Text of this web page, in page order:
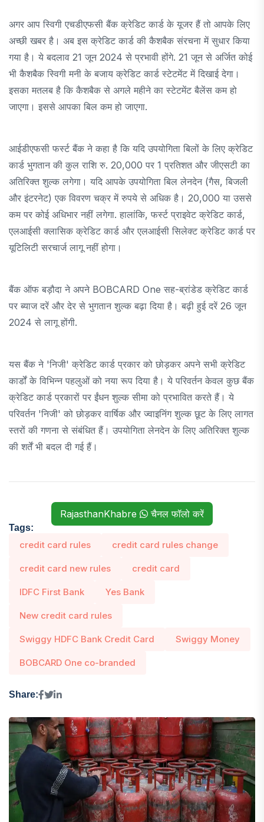
अगर आप स्विगी एचडीएफसी बैंक क्रेडिट कार्ड के यूजर हैं तो आपके लिए
अच्छी खबर है। अब इस क्रेडिट कार्ड की कैशबैक संरचना में सुधार किया
गया है। ये बदलाव 21 जून 2024 से प्रभावी होंगे. 21 जून से अर्जित कोई
भी कैशबैक स्विगी मनी के बजाय क्रेडिट कार्ड स्टेटमेंट में दिखाई देगा।
इसका मतलब है कि कैशबैक से अगले महीने का स्टेटमेंट बैलेंस कम हो
जाएगा। इससे आपका बिल कम हो जाएगा.
आईडीएफसी फर्स्ट बैंक ने कहा है कि यदि उपयोगिता बिलों के लिए क्रेडिट
कार्ड भुगतान की कुल राशि रु. 20,000 पर 1 प्रतिशत और जीएसटी का
अतिरिक्त शुल्क लगेगा। यदि आपके उपयोगिता बिल लेनदेन (गैस, बिजली
और इंटरनेट) एक विवरण चक्र में रुपये से अधिक है। 20,000 या उससे
कम पर कोई अधिभार नहीं लगेगा. हालांकि, फर्स्ट प्राइवेट क्रेडिट कार्ड,
एलआईसी क्लासिक क्रेडिट कार्ड और एलआईसी सिलेक्ट क्रेडिट कार्ड पर
यूटिलिटी सरचार्ज लागू नहीं होगा।
बैंक ऑफ बड़ौदा ने अपने BOBCARD One सह-ब्रांडेड क्रेडिट कार्ड
पर ब्याज दरें और देर से भुगतान शुल्क बढ़ा दिया है। बढ़ी हुई दरें 26 जून
2024 से लागू होंगी.
यस बैंक ने 'निजी' क्रेडिट कार्ड प्रकार को छोड़कर अपने सभी क्रेडिट
कार्डों के विभिन्न पहलुओं को नया रूप दिया है। ये परिवर्तन केवल कुछ बैंक
क्रेडिट कार्ड प्रकारों पर ईंधन शुल्क सीमा को प्रभावित करते हैं। ये
परिवर्तन 'निजी' को छोड़कर वार्षिक और ज्वाइनिंग शुल्क छूट के लिए लागत
स्तरों की गणना से संबंधित हैं। उपयोगिता लेनदेन के लिए अतिरिक्त शुल्क
की शर्तें भी बदल दी गई हैं।
RajasthanKhabre चैनल फॉलो करें
Tags:
credit card rules credit card rules change
credit card new rules credit card
IDFC First Bank Yes Bank
New credit card rules
Swiggy HDFC Bank Credit Card Swiggy Money
BOBCARD One co-branded
Share: